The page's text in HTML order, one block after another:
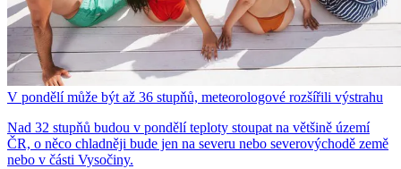
V pondělí může být až 36 stupňů, meteorologové rozšířili výstrahu
Nad 32 stupňů budou v pondělí teploty stoupat na většině území
ČR, o něco chladněji bude jen na severu nebo severovýchodě země
nebo v části Vysočiny.